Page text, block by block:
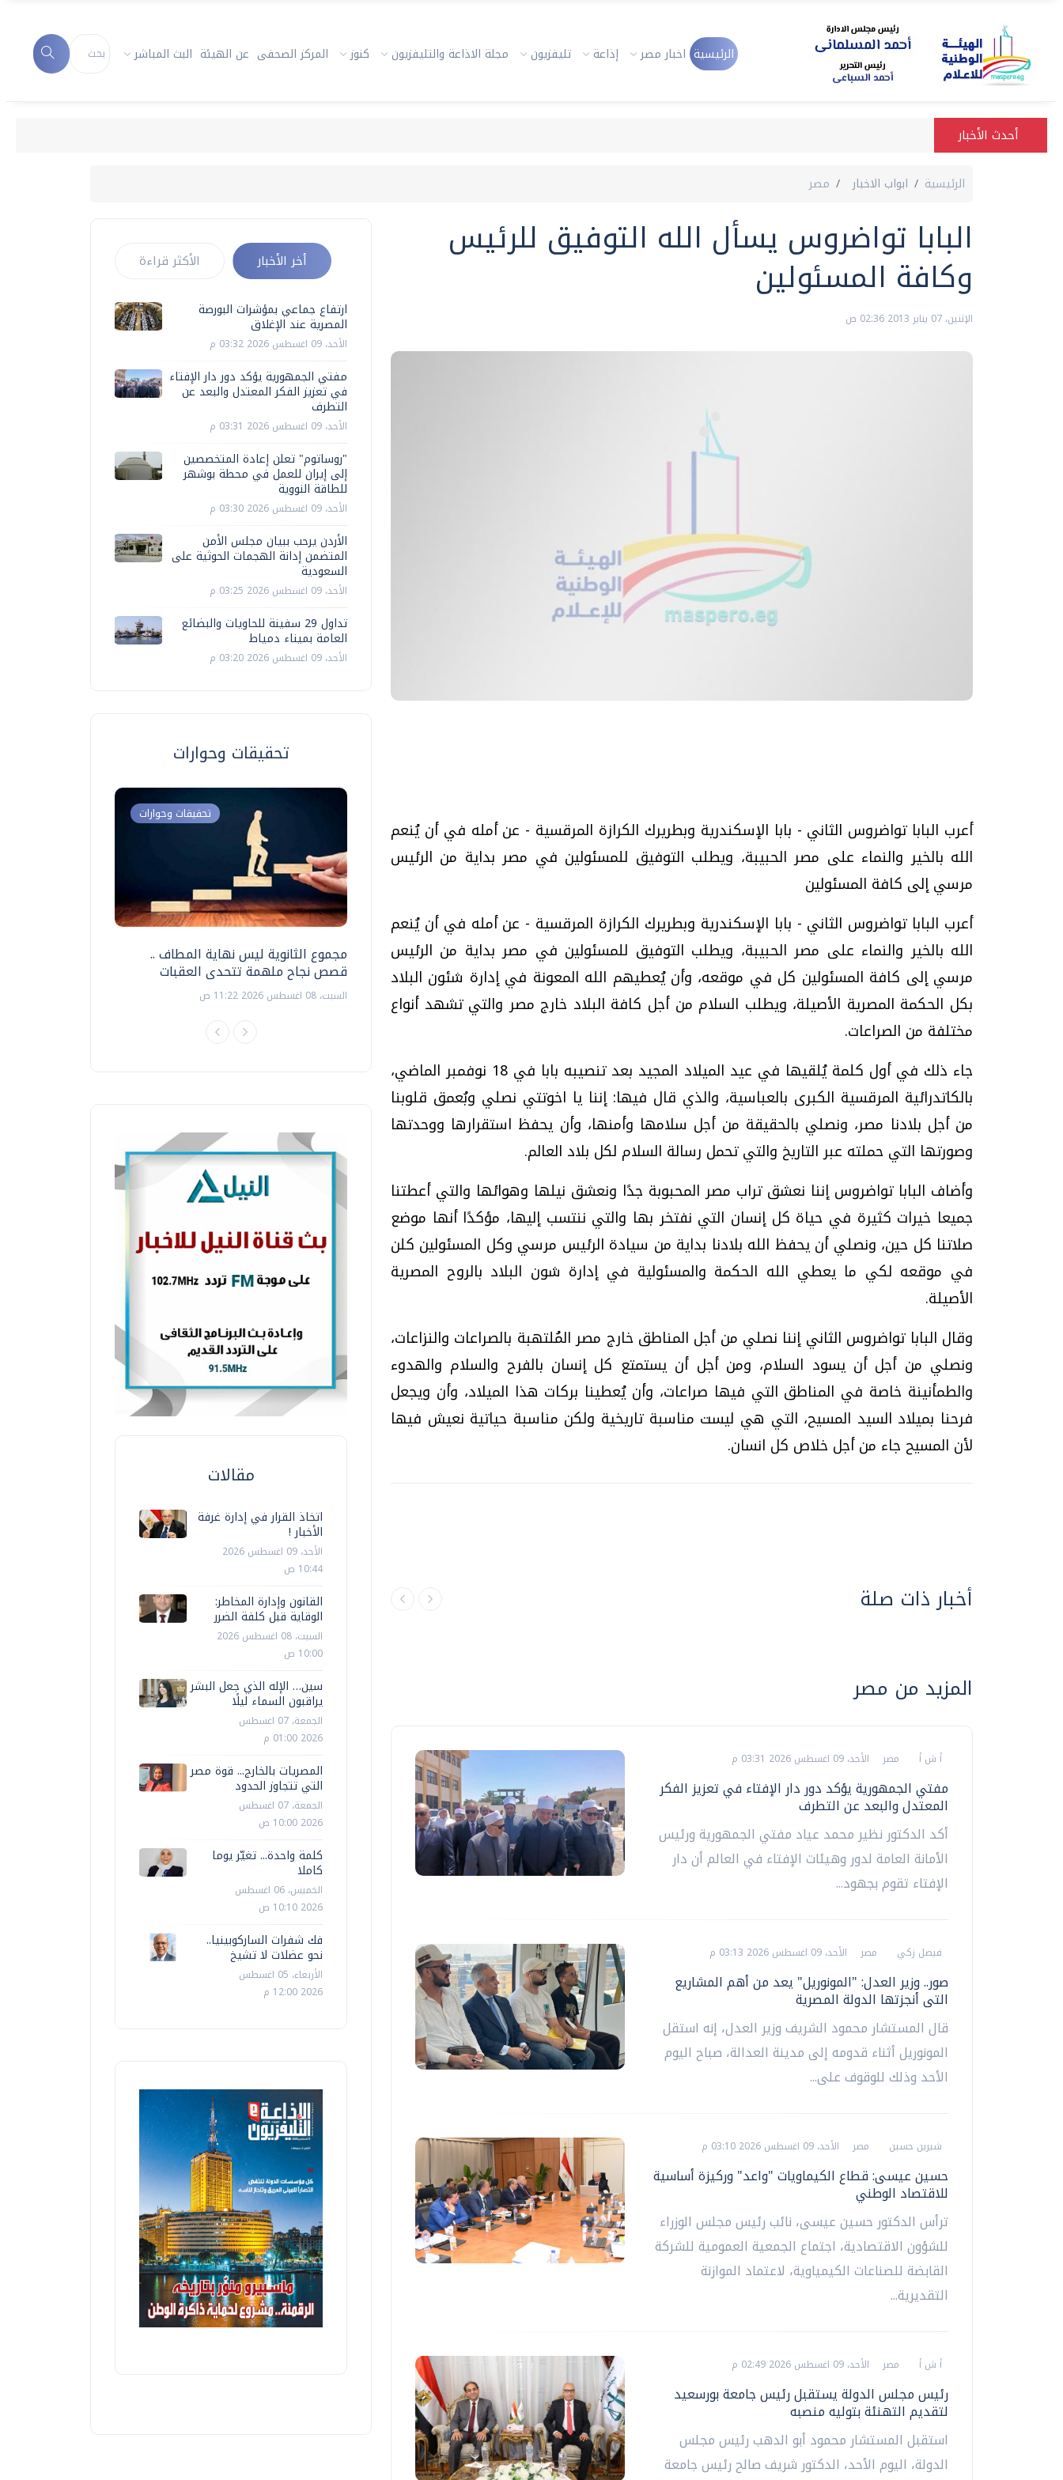
الرئيسية اخبار مصر إذاعة تليفزيون مجلة الاذاعة والتليفزيون كنوز المركز الصحفى عن الهيئة البث المباشر
أحدث الأخبار
الرئيسية ابواب الاخبار مصر
البابا تواضروس يسأل الله التوفيق للرئيس
وكافة المسئولين
الإثنين، 07 يناير 2013 02:36 ص
أعرب البابا تواضروس الثاني - بابا الإسكندرية وبطريرك الكرازة المرقسية - عن أمله في أن يُنعم
الله بالخير والنماء على مصر الحبيبة، ويطلب التوفيق للمسئولين في مصر بداية من الرئيس
مرسي إلى كافة المسئولين
أعرب البابا تواضروس الثاني - بابا الإسكندرية وبطريرك الكرازة المرقسية - عن أمله في أن يُنعم
الله بالخير والنماء على مصر الحبيبة، ويطلب التوفيق للمسئولين في مصر بداية من الرئيس
مرسي إلى كافة المسئولين كل في موقعه، وأن يُعطيهم الله المعونة في إدارة شئون البلاد
بكل الحكمة المصرية الأصيلة، ويطلب السلام من أجل كافة البلاد خارج مصر والتي تشهد أنواع
مختلفة من الصراعات.
جاء ذلك في أول كلمة يُلقيها في عيد الميلاد المجيد بعد تنصيبه بابا في 18 نوفمبر الماضي،
بالكاتدرائية المرقسية الكبرى بالعباسية، والذي قال فيها: إننا يا اخوتتي نصلي وبُعمق قلوبنا
من أجل بلادنا مصر، ونصلي بالحقيقة من أجل سلامها وأمنها، وأن يحفظ استقرارها ووحدتها
وصورتها التي حملته عبر التاريخ والتي تحمل رسالة السلام لكل بلاد العالم.
وأضاف البابا تواضروس إننا نعشق تراب مصر المحبوبة جدًا ونعشق نيلها وهوائها والتي أعطتنا
جميعا خيرات كثيرة في حياة كل إنسان التي نفتخر بها والتي ننتسب إليها، مؤكدًا أنها موضع
صلاتنا كل حين، ونصلي أن يحفظ الله بلادنا بداية من سيادة الرئيس مرسي وكل المسئولين كلن
في موقعه لكي ما يعطي الله الحكمة والمسئولية في إدارة شون البلاد بالروح المصرية
الأصيلة.
وقال البابا تواضروس الثاني إننا نصلي من أجل المناطق خارج مصر المُلتهبة بالصراعات والنزاعات،
ونصلي من أجل أن يسود السلام، ومن أجل أن يستمتع كل إنسان بالفرح والسلام والهدوء
والطمأنينة خاصة في المناطق التي فيها صراعات، وأن يُعطينا بركات هذا الميلاد، وأن ويجعل
فرحنا بميلاد السيد المسيح، التي هي ليست مناسبة تاريخية ولكن مناسبة حياتية نعيش فيها
لأن المسيح جاء من أجل خلاص كل انسان.
أخبار ذات صلة
المزيد من مصر
أ ش أ مصر الأحد، 09 اغسطس 2026 03:31 م
مفتي الجمهورية يؤكد دور دار الإفتاء في تعزيز الفكر
المعتدل والبعد عن التطرف
أكد الدكتور نظير محمد عياد مفتي الجمهورية ورئيس
الأمانة العامة لدور وهيئات الإفتاء في العالم أن دار
الإفتاء تقوم بجهود...
فيصل زكي مصر الأحد، 09 اغسطس 2026 03:13 م
صور.. وزير العدل: "المونوريل" يعد من أهم المشاريع
التى أنجزتها الدولة المصرية
قال المستشار محمود الشريف وزير العدل، إنه استقل
المونوريل أثناء قدومه إلى مدينة العدالة، صباح اليوم
الأحد وذلك للوقوف على...
شيرين حسين مصر الأحد، 09 اغسطس 2026 03:10 م
حسين عيسى: قطاع الكيماويات "واعد" وركيزة أساسية
للاقتصاد الوطني
ترأس الدكتور حسين عيسى، نائب رئيس مجلس الوزراء
للشؤون الاقتصادية، اجتماع الجمعية العمومية للشركة
القابضة للصناعات الكيمياوية، لاعتماد الموازنة
التقديرية...
أ ش أ مصر الأحد، 09 اغسطس 2026 02:49 م
رئيس مجلس الدولة يستقبل رئيس جامعة بورسعيد
لتقديم التهنئة بتوليه منصبه
استقبل المستشار محمود أبو الدهب رئيس مجلس
الدولة، اليوم الأحد، الدكتور شريف صالح رئيس جامعة
أخر الأخبار الأكثر قراءة
ارتفاع جماعي بمؤشرات البورصة
المصرية عند الإغلاق
الأحد، 09 اغسطس 2026 03:32 م
مفتي الجمهورية يؤكد دور دار الإفتاء
في تعزيز الفكر المعتدل والبعد عن
التطرف
الأحد، 09 اغسطس 2026 03:31 م
"روساتوم" تعلن إعادة المتخصصين
إلى إيران للعمل في محطة بوشهر
للطاقة النووية
الأحد، 09 اغسطس 2026 03:30 م
الأردن يرحب ببيان مجلس الأمن
المتضمن إدانة الهجمات الحوثية على
السعودية
الأحد، 09 اغسطس 2026 03:25 م
تداول 29 سفينة للحاويات والبضائع
العامة بميناء دمياط
الأحد، 09 اغسطس 2026 03:20 م
تحقيقات وحوارات
تحقيقات وحوارات
مجموع الثانوية ليس نهاية المطاف ..
قصص نجاح ملهمة تتحدى العقبات
السبت، 08 اغسطس 2026 11:22 ص
بعد إشعارات "جوجل" .. هل يمكن التنبوء
بالزلازل وكيف نتعامل معها؟
الثلاثاء، 04 اغسطس 2026 04:04 م
دليلك للتنسيق الجامعي .. تساؤلات
وإجابات
السبت، 01 اغسطس 2026 10:25 ص
فيديو.. الإعلام الرقمي.. تقنيات واعدة
وتحديات هائلة
مقالات
اتخاذ القرار في إدارة غرفة
الأخبار !
الأحد، 09 اغسطس 2026
10:44 ص
القانون وإدارة المخاطر:
الوقاية قبل كلفة الضرر
السبت، 08 اغسطس 2026
10:00 ص
سين… الإله الذي جعل البشر
يراقبون السماء ليلًا
الجمعة، 07 اغسطس
2026 01:00 م
المصريات بالخارج... قوة مصر
التي تتجاوز الحدود
الجمعة، 07 اغسطس
2026 10:00 ص
كلمة واحدة... تغيّر يوما
كاملا
الخميس، 06 اغسطس
2026 10:10 ص
فك شفرات الساركوبينيا..
نحو عضلات لا تشيخ
الأربعاء، 05 اغسطس
2026 12:00 م